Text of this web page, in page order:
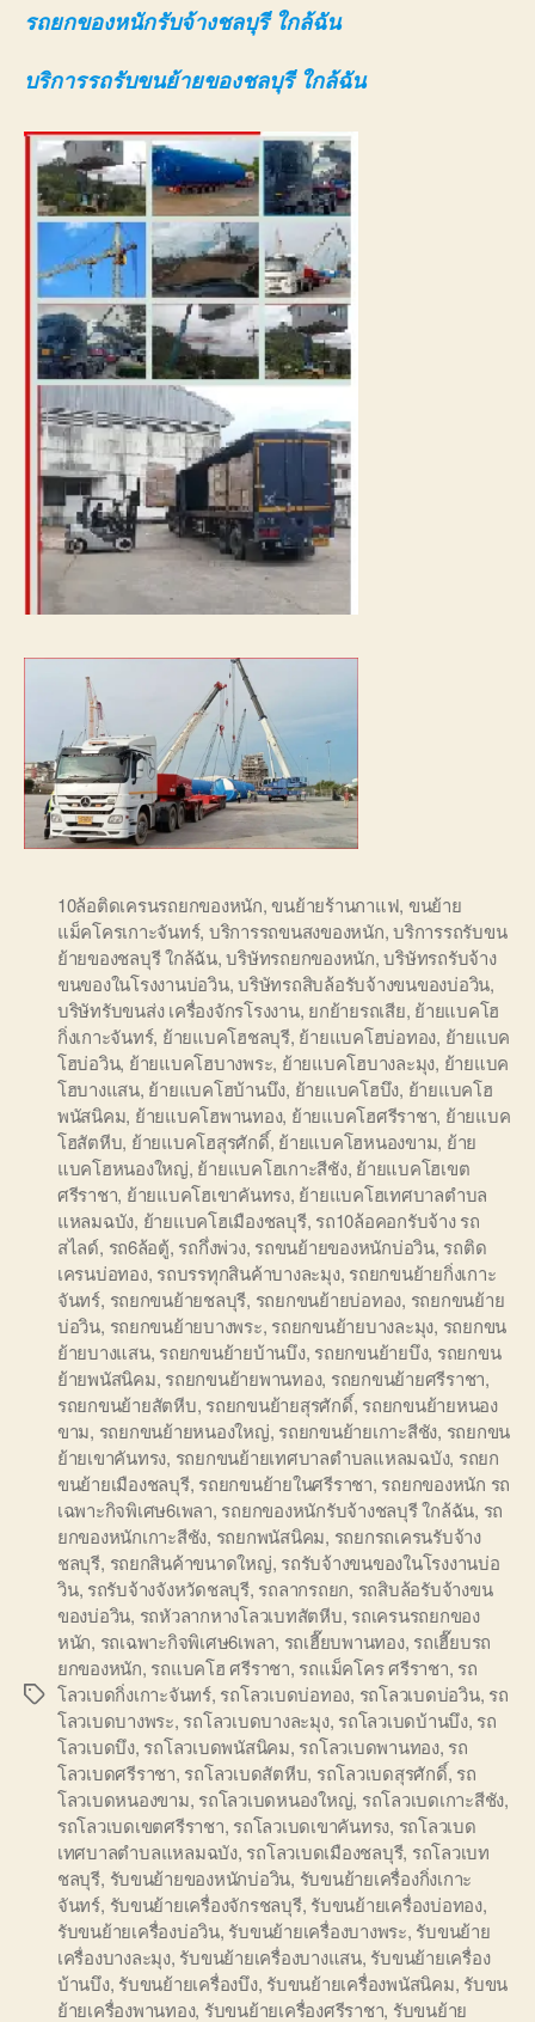
รถยกของหนักรับจ้างชลบุรี ใกล้ฉัน
บริการรถรับขนย้ายของชลบุรี ใกล้ฉัน
Tags
10ล้อติดเครนรถยกของหนัก,ขนย้ายร้านกาแฟ, ขนย้าย
แม็คโครเกาะจันทร์, บริการรถขนสงของหนัก,บริการรถรับขน
ย้ายของชลบุรี ใกล้ฉัน,บริษัทรถยกของหนัก,บริษัทรถรับจ้าง
ขนของในโรงงานบ่อวิน,บริษัทรถสิบล้อรับจ้างขนของบ่อวิน,
บริษัทรับขนส่ง เครื่องจักรโรงงาน, ยกย้ายรถเสีย, ย้ายแบคโฮ
กิ่งเกาะจันทร์, ย้ายแบคโฮชลบุรี, ย้ายแบคโฮบ่อทอง, ย้ายแบค
โฮบ่อวิน, ย้ายแบคโฮบางพระ, ย้ายแบคโฮบางละมุง, ย้ายแบค
โฮบางแสน, ย้ายแบคโฮบ้านบึง, ย้ายแบคโฮบึง, ย้ายแบคโฮ
พนัสนิคม, ย้ายแบคโฮพานทอง, ย้ายแบคโฮศรีราชา, ย้ายแบค
โฮสัตหีบ, ย้ายแบคโฮสุรศักดิ์, ย้ายแบคโฮหนองขาม, ย้าย
แบคโฮหนองใหญ่, ย้ายแบคโฮเกาะสีชัง, ย้ายแบคโฮเขต
ศรีราชา, ย้ายแบคโฮเขาคันทรง, ย้ายแบคโฮเทศบาลตำบล
แหลมฉบัง, ย้ายแบคโฮเมืองชลบุรี, รถ10ล้อคอกรับจ้าง รถ
สไลด์, รถ6ล้อตู้, รถกึ่งพ่วง, รถขนย้ายของหนักบ่อวิน, รถติด
เครนบ่อทอง, รถบรรทุกสินค้าบางละมุง, รถยกขนย้ายกิ่งเกาะ
จันทร์, รถยกขนย้ายชลบุรี, รถยกขนย้ายบ่อทอง, รถยกขนย้าย
บ่อวิน, รถยกขนย้ายบางพระ, รถยกขนย้ายบางละมุง, รถยกขน
ย้ายบางแสน, รถยกขนย้ายบ้านบึง, รถยกขนย้ายบึง, รถยกขน
ย้ายพนัสนิคม, รถยกขนย้ายพานทอง, รถยกขนย้ายศรีราชา,
รถยกขนย้ายสัตหีบ, รถยกขนย้ายสุรศักดิ์, รถยกขนย้ายหนอง
ขาม, รถยกขนย้ายหนองใหญ่, รถยกขนย้ายเกาะสีชัง, รถยกขน
ย้ายเขาคันทรง, รถยกขนย้ายเทศบาลตำบลแหลมฉบัง, รถยก
ขนย้ายเมืองชลบุรี, รถยกขนย้ายในศรีราชา, รถยกของหนัก รถ
เฉพาะกิจพิเศษ6เพลา, รถยกของหนักรับจ้างชลบุรี ใกล้ฉัน, รถ
ยกของหนักเกาะสีชัง, รถยกพนัสนิคม, รถยกรถเครนรับจ้าง
ชลบุรี, รถยกสินค้าขนาดใหญ่, รถรับจ้างขนของในโรงงานบ่อ
วิน, รถรับจ้างจังหวัดชลบุรี, รถลากรถยก, รถสิบล้อรับจ้างขน
ของบ่อวิน, รถหัวลากหางโลวเบทสัตหีบ, รถเครนรถยกของ
หนัก, รถเฉพาะกิจพิเศษ6เพลา, รถเฮี๊ยบพานทอง, รถเฮี๊ยบรถ
ยกของหนัก, รถแบคโฮ ศรีราชา, รถแม็คโคร ศรีราชา, รถ
โลวเบดกิ่งเกาะจันทร์, รถโลวเบดบ่อทอง, รถโลวเบดบ่อวิน, รถ
โลวเบดบางพระ, รถโลวเบดบางละมุง, รถโลวเบดบ้านบึง, รถ
โลวเบดบึง, รถโลวเบดพนัสนิคม, รถโลวเบดพานทอง, รถ
โลวเบดศรีราชา, รถโลวเบดสัตหีบ, รถโลวเบดสุรศักดิ์, รถ
โลวเบดหนองขาม, รถโลวเบดหนองใหญ่, รถโลวเบดเกาะสีชัง,
รถโลวเบดเขตศรีราชา, รถโลวเบดเขาคันทรง, รถโลวเบด
เทศบาลตำบลแหลมฉบัง, รถโลวเบดเมืองชลบุรี, รถโลวเบท
ชลบุรี, รับขนย้ายของหนักบ่อวิน, รับขนย้ายเครื่องกิ่งเกาะ
จันทร์, รับขนย้ายเครื่องจักรชลบุรี, รับขนย้ายเครื่องบ่อทอง,
รับขนย้ายเครื่องบ่อวิน, รับขนย้ายเครื่องบางพระ, รับขนย้าย
เครื่องบางละมุง, รับขนย้ายเครื่องบางแสน, รับขนย้ายเครื่อง
บ้านบึง, รับขนย้ายเครื่องบึง, รับขนย้ายเครื่องพนัสนิคม, รับขน
ย้ายเครื่องพานทอง, รับขนย้ายเครื่องศรีราชา, รับขนย้าย